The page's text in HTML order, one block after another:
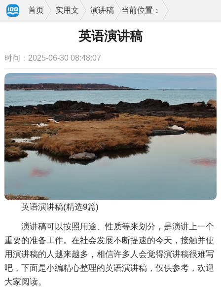
当前位置：
首页 实用文 演讲稿
英语演讲稿
时间：2025-06-30 08:48:07
英语演讲稿(精选9篇)
演讲稿可以按照用途、性质等来划分，是演讲上一个
重要的准备工作。在社会发展不断提速的今天，接触并使
用演讲稿的人越来越多，相信许多人会觉得演讲稿很难写
吧，下面是小编精心整理的英语演讲稿，仅供参考，欢迎
大家阅读。